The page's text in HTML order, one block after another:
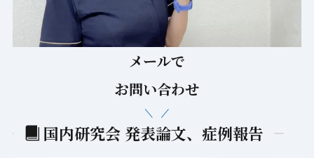
メールで
お問い合わせ
国内研究会 発表論文、症例報告